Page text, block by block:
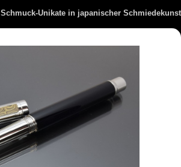
Schmuck-Unikate in japanischer Schmiedekunst